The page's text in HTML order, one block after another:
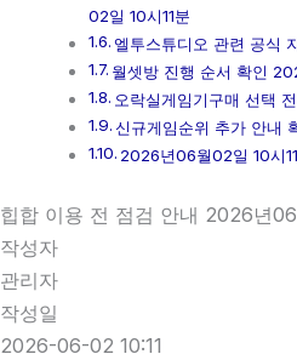
02일 10시11분
엘투스튜디오 관련 공식
월셋방 진행 순서 확인
오락실게임기구매 선택
신규게임순위 추가 안내
2026년06월02일 10시
힙합 이용 전 점검 안내 2026년
작성자
관리자
작성일
2026-06-02 10:11